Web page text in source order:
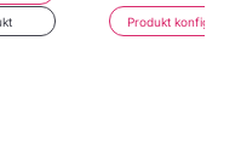
Produkt